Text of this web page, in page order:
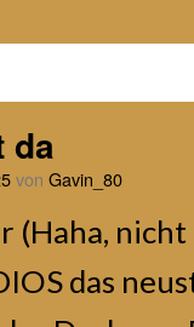
da
von Gavin_80
(Haha,
das